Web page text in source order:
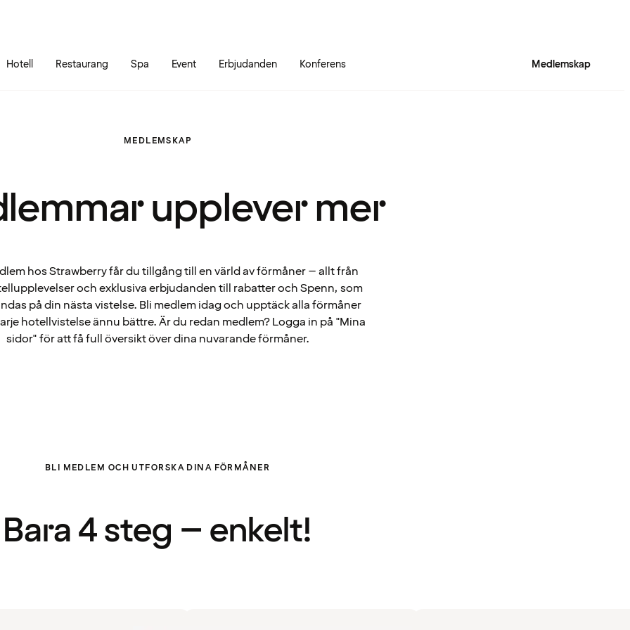
Hotell Restaurang Spa Event Erbjudanden Konferens Medlemskap
MEDLEMSKAP
upplever mer
hos Strawberry får du tillgång till en värld av förmåner – allt från
och exklusiva erbjudanden till rabatter och Spenn, som
på din nästa vistelse. Bli medlem idag och upptäck alla förmåner
hotellvistelse ännu bättre. Är du redan medlem? Logga in på "Mina
sidor" för att få full översikt över dina nuvarande förmåner.
BLI MEDLEM OCH UTFORSKA DINA FÖRMÅNER
Bara 4 steg – enkelt!